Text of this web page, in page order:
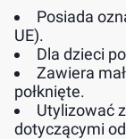
Posiada
UE).
Dla dzieci
Zawiera
połknięte.
Utylizować
dotyczącymi